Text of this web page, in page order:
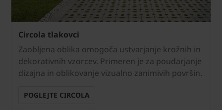
Circola tlakovci
Zaobljena oblika omogoča ustvarjanje krožnih in
dekorativnih vzorcev. Primeren je za poudarjanje
dizajna in oblikovanje vizualno zanimivih površin.
POGLEJTE CIRCOLA